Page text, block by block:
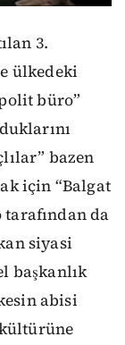
3.
ülkedeki
büro”
bazen
için “Balgat
tarafından da
siyasi
başkanlık
abisi